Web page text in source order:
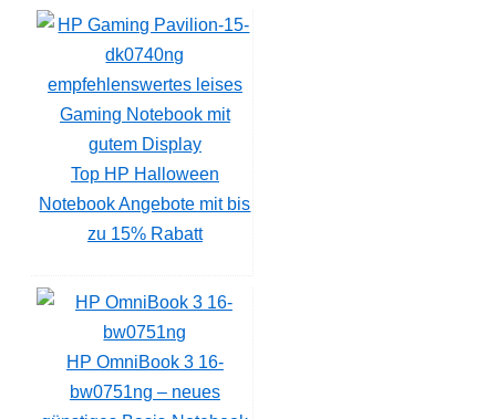
Top HP Halloween
Notebook Angebote mit bis
zu 15% Rabatt
HP OmniBook 3 16-
bw0751ng – neues